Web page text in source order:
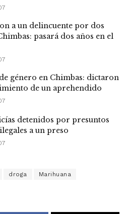
a un delincuente por dos
pasará dos años en el
género en Chimbas: dictaron
de un aprehendido
detenidos por presuntos
a un preso
droga Marihuana